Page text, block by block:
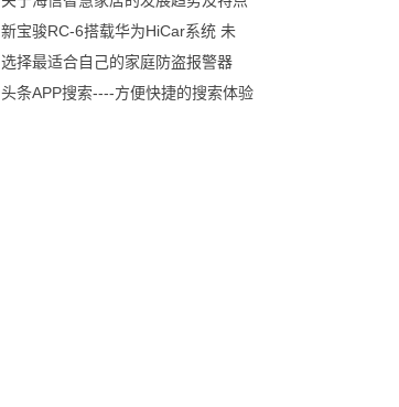
新宝骏RC-6搭载华为HiCar系统 未
选择最适合自己的家庭防盗报警器
头条APP搜索----方便快捷的搜索体验